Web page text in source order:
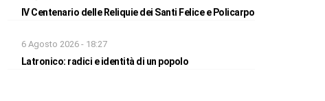
IV Centenario delle Reliquie dei Santi Felice e Policarpo
6 Agosto 2026 - 18:27
Latronico: radici e identità di un popolo